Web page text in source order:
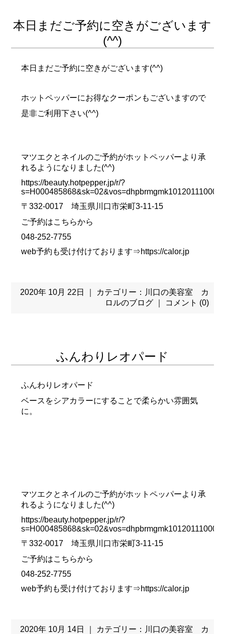
本日まだご予約に空きがございます
(^^)
本日まだご予約に空きがございます(^^)
ホットペッパーにお得なクーポンもございますので
是非ご利用下さい(^^)
マツエクとネイルのご予約がホットペッパーより承
れるようになりました(^^)
https://beauty.hotpepper.jp/r/?
s=H000485868&sk=02&vos=dhpbrmgmk10120111000
〒332-0017 埼玉県川口市栄町3-11-15
ご予約はこちらから
048-252-7755
web予約も受け付けております⇒https://calor.jp
2020年 10月 22日 ｜ カテゴリー： 川口の美容室 カ
ロルのブログ｜ コメント (0)
ふんわりレオパード
ふんわりレオパード
ベースをシアカラーにすることで柔らかい雰囲気
に。
マツエクとネイルのご予約がホットペッパーより承
れるようになりました(^^)
https://beauty.hotpepper.jp/r/?
s=H000485868&sk=02&vos=dhpbrmgmk10120111000
〒332-0017 埼玉県川口市栄町3-11-15
ご予約はこちらから
048-252-7755
web予約も受け付けております⇒https://calor.jp
2020年 10月 14日 ｜ カテゴリー： 川口の美容室 カ